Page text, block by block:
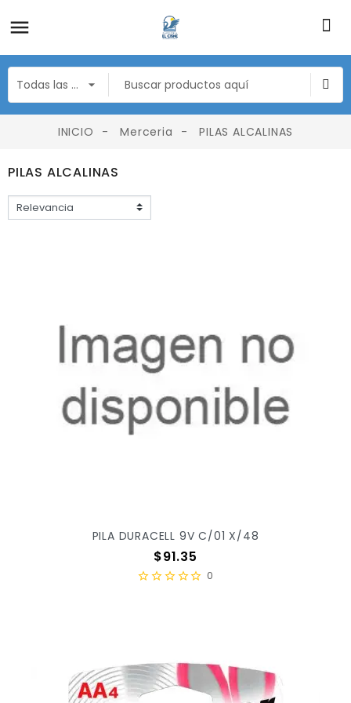
INICIO Merceria PILAS ALCALINAS
PILAS ALCALINAS
PILA DURACELL 9V C/01 X/48
Precio
$91.35
0